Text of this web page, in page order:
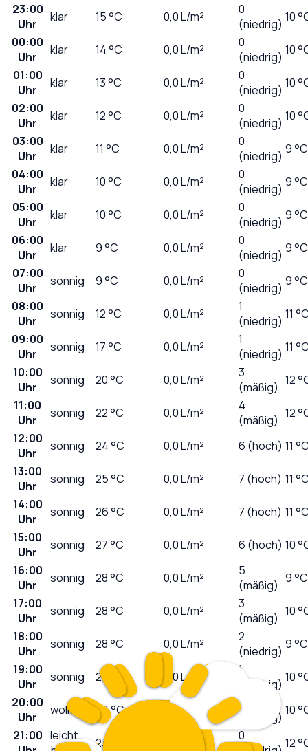
23:00
Uhr
klar 15°C 0,0L/m²
0
(niedrig) 10
00:00
Uhr
klar 14°C 0,0L/m²
0
(niedrig) 10
01:00
Uhr
klar 13°C 0,0L/m²
0
(niedrig) 10
02:00
Uhr
klar 12°C 0,0L/m²
0
(niedrig) 10
03:00
Uhr
klar 11 °C 0,0L/m²
0
(niedrig) 9 °C
04:00
Uhr
klar 10°C 0,0L/m²
0
(niedrig) 9 °C
05:00
Uhr
klar 10°C 0,0L/m²
0
(niedrig) 9 °C
06:00
Uhr
klar 9°C 0,0L/m²
0
(niedrig) 9 °C
07:00
Uhr
sonnig 9°C 0,0L/m²
0
(niedrig) 9 °C
08:00
Uhr
sonnig 12°C 0,0L/m²
1
(niedrig) 11
09:00
Uhr
sonnig 17°C 0,0L/m²
1
(niedrig) 11
10:00
Uhr
sonnig 20°C 0,0L/m²
3
(mäßig) 12
11:00
Uhr
sonnig 22°C 0,0L/m²
4
(mäßig) 12
12:00
Uhr
sonnig 24°C 0,0L/m² 6 (hoch) 11
13:00
Uhr
sonnig 25°C 0,0L/m² 7 (hoch) 11
14:00
Uhr
sonnig 26°C 0,0L/m² 7 (hoch) 11
15:00
Uhr
sonnig 27°C 0,0L/m² 6 (hoch) 10
16:00
Uhr
sonnig 28°C 0,0L/m²
5
(mäßig) 9 °C
17:00
Uhr
sonnig 28°C 0,0L/m²
3
(mäßig) 10
18:00
Uhr
sonnig 28°C 0,0L/m²
2
(niedrig) 9 °C
19:00
Uhr
sonnig 28 °C 0,0L/m²
1
(niedrig) 10
20:00
Uhr
wolkig 26°C 0,0L/m²
0
(niedrig) 10
21:00 leicht
23 L/m²
0
12